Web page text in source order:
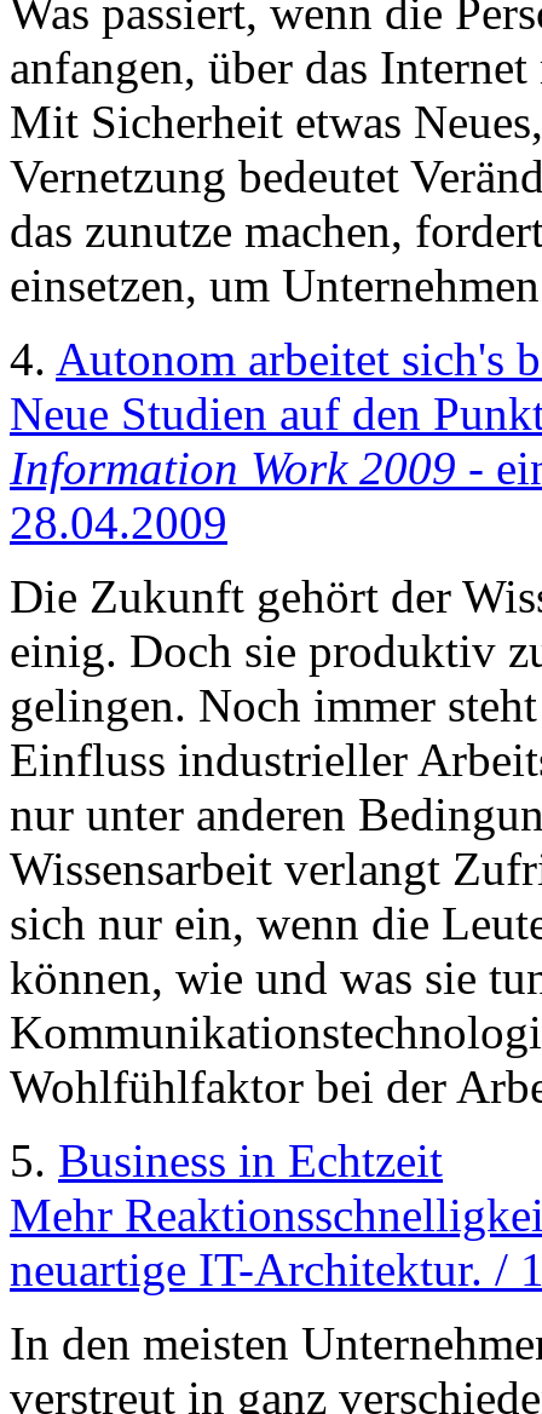
Was passiert, wenn die
anfangen, über das
Mit Sicherheit etwas
Vernetzung bedeutet
das zunutze machen,
einsetzen, um
4. Autonom arbeitet sich's
Neue Studien auf den
Information Work 2009 -
28.04.2009
Die Zukunft gehört der
einig. Doch sie produktiv
gelingen. Noch immer
Einfluss industrieller
nur unter anderen
Wissensarbeit verlangt
sich nur ein, wenn die
können, wie und was sie
Wohlfühlfaktor bei der
5. Business in Echtzeit
Mehr
neuartige IT-Architektur. /
In den meisten
verstreut in ganz